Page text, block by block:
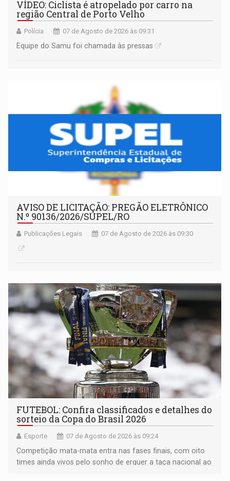
VÍDEO: Ciclista é atropelado por carro na
região Central de Porto Velho
Polícia 07 de Agosto de 2026 às 09:31
Equipe do Samu foi chamada às pressas
AVISO DE LICITAÇÃO: PREGÃO ELETRÔNICO
N.º 90136/2026/SUPEL/RO
Publicações Legais 07 de Agosto de 2026 às 09:30
FUTEBOL: Confira classificados e detalhes do
sorteio da Copa do Brasil 2026
Esporte 07 de Agosto de 2026 às 09:24
Competição mata-mata entra nas fases finais, com oito
times ainda vivos pelo sonho de erguer a taça nacional ao